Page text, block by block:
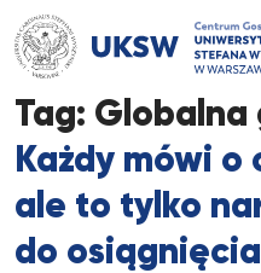
Przejdź
do
treści
Tag: Globalna
Każdy mówi o
ale to tylko
do